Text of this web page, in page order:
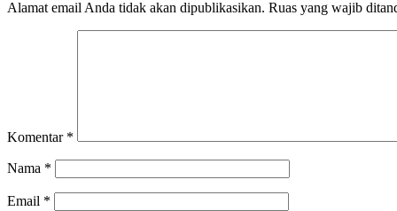
Alamat email Anda tidak akan dipublikasikan. Ruas yang wajib
Komentar *
Nama *
Email *